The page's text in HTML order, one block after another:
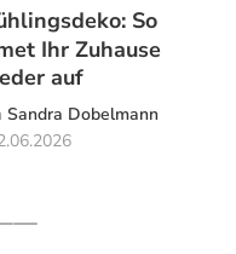
So
Ihr Zuhause
auf
Sandra Dobelmann